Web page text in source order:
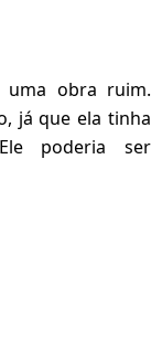
obra ruim.
já que ela tinha
poderia ser